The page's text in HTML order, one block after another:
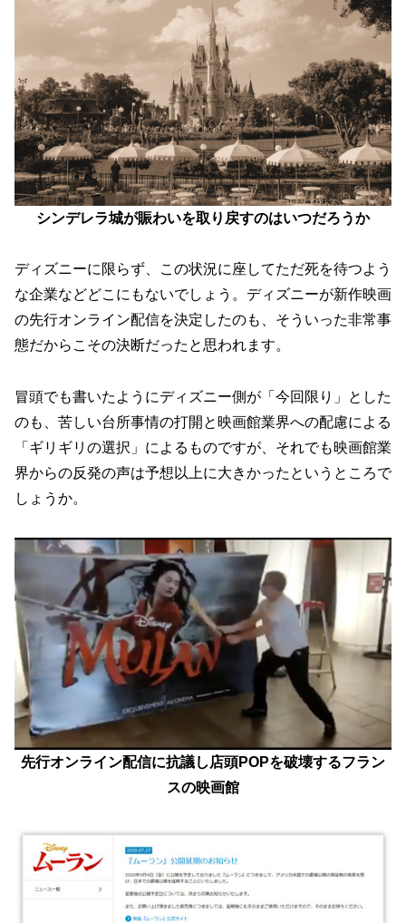
シンデレラ城が賑わいを取り戻すのはいつだろうか
ディズニーに限らず、この状況に座してただ死を待つよう
な企業などどこにもないでしょう。ディズニーが新作映画
の先行オンライン配信を決定したのも、そういった非常事
態だからこその決断だったと思われます。
冒頭でも書いたようにディズニー側が「今回限り」とした
のも、苦しい台所事情の打開と映画館業界への配慮による
「ギリギリの選択」によるものですが、それでも映画館業
界からの反発の声は予想以上に大きかったというところで
しょうか。
先行オンライン配信に抗議し店頭POPを破壊するフラン
スの映画館